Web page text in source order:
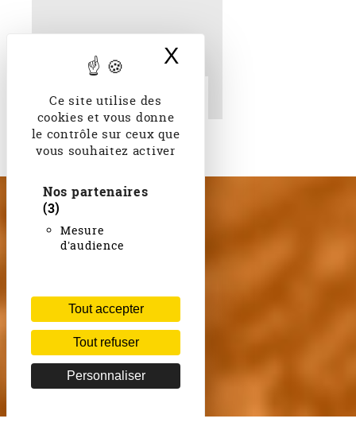
Ce site utilise des
cookies et vous donne
le contrôle sur ceux que
vous souhaitez activer
Nos partenaires
(3)
Mesure
d'audience
Tout accepter
Tout refuser
Personnaliser
X
Culture du coton en
Indochine XXe s.